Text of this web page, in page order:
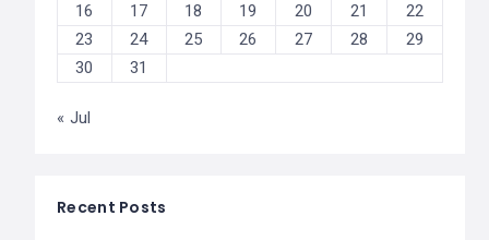
16
17 18 19 20 21
22
23
24 25 26 27 28
29
30
31
« Jul
Recent Posts